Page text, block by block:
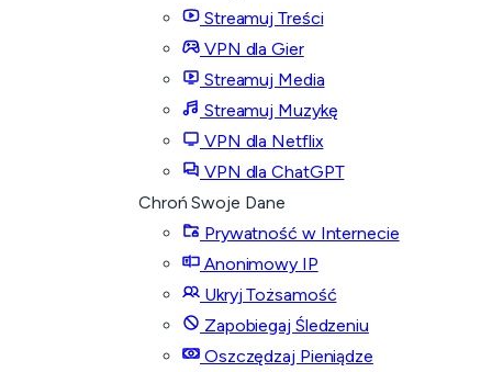
Streamuj Treści
VPN dla Gier
Streamuj Media
Streamuj Muzykę
VPN dla Netflix
VPN dla ChatGPT
Chroń Swoje Dane
Prywatność w Internecie
Anonimowy IP
Ukryj Tożsamość
Zapobiegaj Śledzeniu
Oszczędzaj Pieniądze